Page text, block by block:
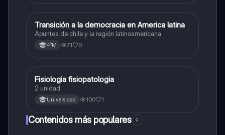
Otros
Transición a la democracia en America latina
Apuntes de chile y la región latinoamericana
4°M 71 0
Otros
Fisiologia fisiopatologia
2 unidad
Universidad 100 1
Contenidos más populares 9